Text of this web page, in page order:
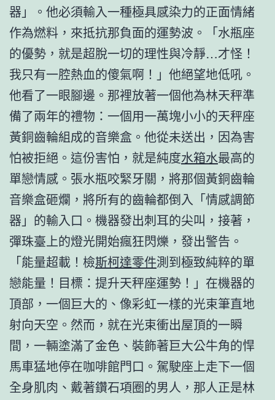
器」。他必須輸入一種極具感染力的正面情緒
作為燃料，來抵抗那負面的運勢波。「水瓶座
的優勢，就是超脫一切的理性與冷靜…才怪！
我只有一腔熱血的傻氣啊！」他絕望地低吼。
他看了一眼腳邊。那裡放著一個他為林天秤準
備了兩年的禮物：一個用一萬塊小小的天秤座
黃銅齒輪組成的音樂盒。他從未送出，因為害
怕被拒絕。這份害怕，就是純度水箱水最高的
單戀情感。張水瓶咬緊牙關，將那個黃銅齒輪
音樂盒砸爛，將所有的齒輪都倒入「情感調節
器」的輸入口。機器發出刺耳的尖叫，接著，
彈珠臺上的燈光開始瘋狂閃爍，發出警告。
「能量超載！檢斯柯達零件測到極致純粹的單
戀能量！目標：提升天秤座運勢！」在機器的
頂部，一個巨大的、像彩虹一樣的光束筆直地
射向天空。然而，就在光束衝出屋頂的一瞬
間，一輛塗滿了金色、裝飾著巨大公牛角的悍
馬車猛地停在咖啡館門口。駕駛座上走下一個
全身肌肉、戴著鑽石項圈的男人，那人正是林